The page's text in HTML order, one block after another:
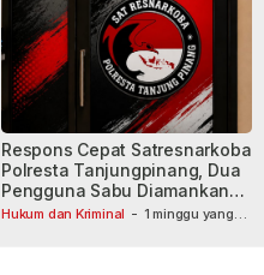
Hukum dan Kriminal - 1 minggu yang
Respons Cepat Satresnarkoba
Polresta Tanjungpinang, Dua
Pengguna Sabu Diamankan
Usai Dilaporkan ke Call Center